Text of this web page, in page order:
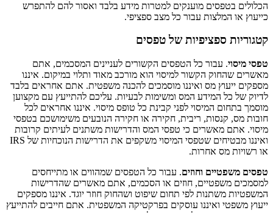
הכלולים בטפסים מוענקים למטרות מידע בלבד ואסור להם להתפרש
כייעוץ או המלצות עבור כל מצב ספציפי.
קטגוריות ספציפיות של טפסים
טפסי מיסוי. עבור כל הטפסים הקשורים לעניינים המסכמים, אתם
מאשרים שהחוק הקשור למיסוי הוא מורכב מאוד ותלוי במיקום. איננו
מספקים ייעוץ מס ואיננו מוסמכים להכנה משפטית. אתם אחראים בלבד
לדיוק של כל המידע המס ומשימות לבעיות. עליכם להתייעץ עם מקצוען
מוסמך בתחום המיסוי לפני קבינת כל טופס מיסוי. איננו אחראים לכל
חובות מס, קנסות, ריבית, חקירה או חקירה הנובעים משימושכם בטפסי
מיסוי. אתם מאשרים כי טפסי המס והדרישות משתנים לעיתים קרובות
ואיננו מבטיחים שטפסי המיסוי משקפים את הדרישות הנוכחיות של IRS
או רשויות מס אחרות.
טפסים משפטיים וחוזים. עבור כל הטפסים שמהווים או מתייחסים
למסמכים משפטיים, חוזים או הסכמים, אתם מאשרים שהדרישות
המשפטיות משתנות לפי תחום שיפוט ושהחוק חוזר יוגד. איננו מספקים
ייעוץ משפטי ואיננו עוסקים בפרקטיקה המשפטית. אתם חייבים להתייעץ